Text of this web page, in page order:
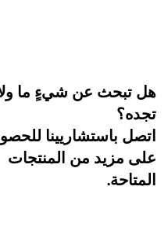
هل تبحث عن شيءٍ ما
تجده؟
اتصل باستشاريينا
على مزيد من المنتجات
المتاحة.